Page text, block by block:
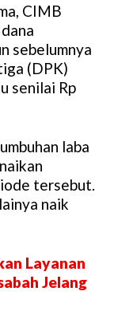
CIMB
sebelumnya
(DPK)
senilai Rp
laba
tersebut.
naik
Layanan
Jelang